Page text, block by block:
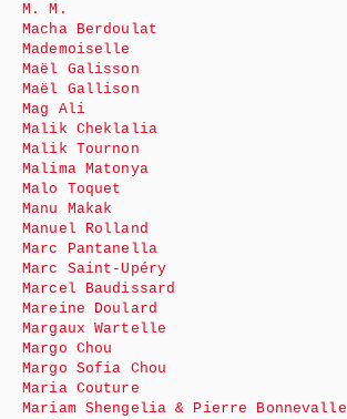
M. M.
Macha Berdoulat
Mademoiselle
Maël Galisson
Maël Gallison
Mag Ali
Malik Cheklalia
Malik Tournon
Malima Matonya
Malo Toquet
Manu Makak
Manuel Rolland
Marc Pantanella
Marc Saint-Upéry
Marcel Baudissard
Mareine Doulard
Margaux Wartelle
Margo Chou
Margo Sofia Chou
Maria Couture
Mariam Shengelia & Pierre Bonnevalle